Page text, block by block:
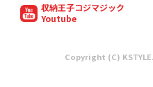
収納王子コジマジック
Youtube
Copyright (C)